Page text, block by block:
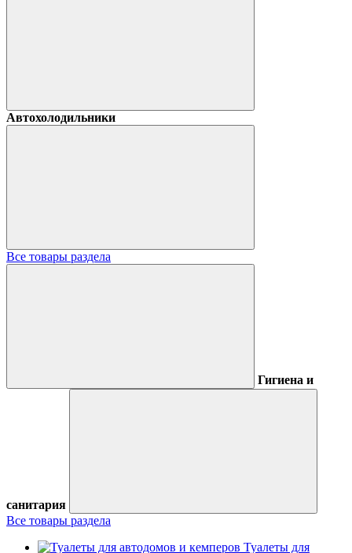
Автохолодильники
Все товары раздела
Гигиена и
санитария
Все товары раздела
Туалеты для